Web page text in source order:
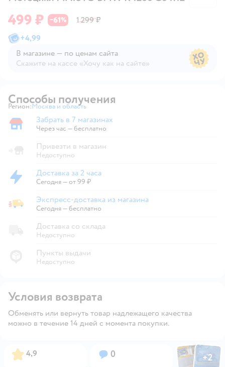
499 ₽ −61%
1 299 ₽
+4,99
В магазине — по ценам сайта
Скажите на кассе «Хочу как на сайте»
Способы получения
Регион: Выбор адреса доставки.
Москва и область
Забрать в магазине
Забрать в 7 магазинах
Через час — бесплатно
Привезти в магазин
Недоступно
Доставка за 2 часа
Доставка за 2 часа
Сегодня—от 99 ₽
Экспресс-доставка из магазина
Экспресс-доставка из магазина
Сегодня—бесплатно
Доставка со склада
Недоступно
Пункты выдачи
Недоступно
Условия возврата
Обменять или вернуть товар надлежащего качества
можно в течение 14 дней с момента покупки.
Рейтинг:
4,9 Вопросов:
0 ФотоФото
+2